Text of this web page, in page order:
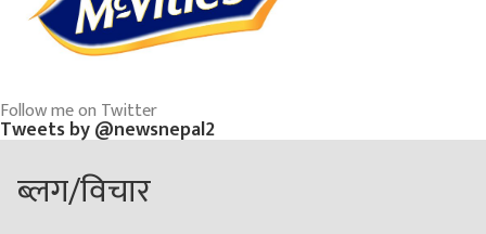
Follow me on Twitter
Tweets by @newsnepal2
ब्लग/विचार